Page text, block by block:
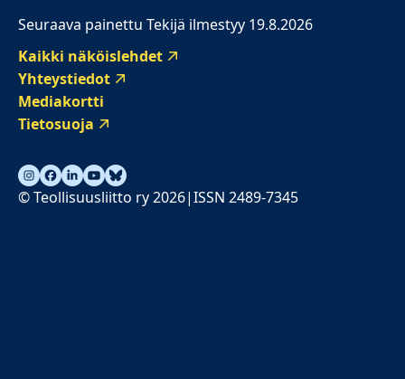
Seuraava painettu Tekijä ilmestyy 19.8.2026
Kaikki näköislehdet
Yhteystiedot
Mediakortti
Tietosuoja
© Teollisuusliitto ry 2026|ISSN 2489-7345